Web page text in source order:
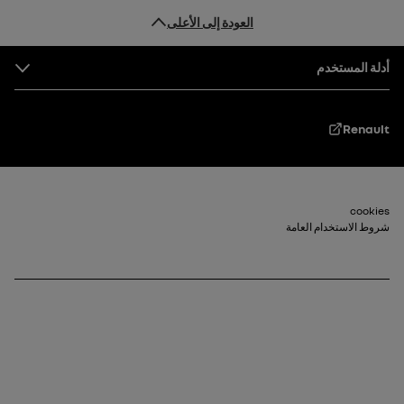
العودة إلى الأعلى
التذييل
أدلة المستخدم
Renault
Footer_2
cookies
شروط الاستخدام العامة